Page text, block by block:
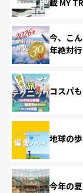
今、こ
年絶対
コスパ
地球の
今年の